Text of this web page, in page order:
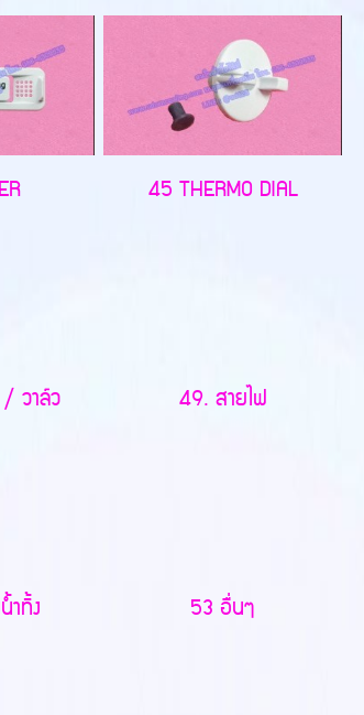
45 THERMO DIAL
วาล์ว 49. สายไฟ
ำทิ้ง 53 อื่นๆ